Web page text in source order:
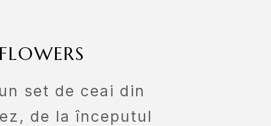
set de ceai din
de la începutul